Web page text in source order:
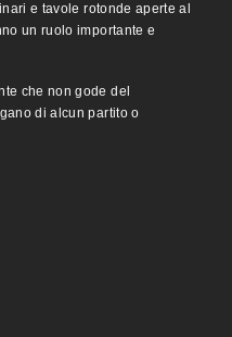
e tavole rotonde aperte al
un ruolo importante e
che non gode del
di alcun partito o